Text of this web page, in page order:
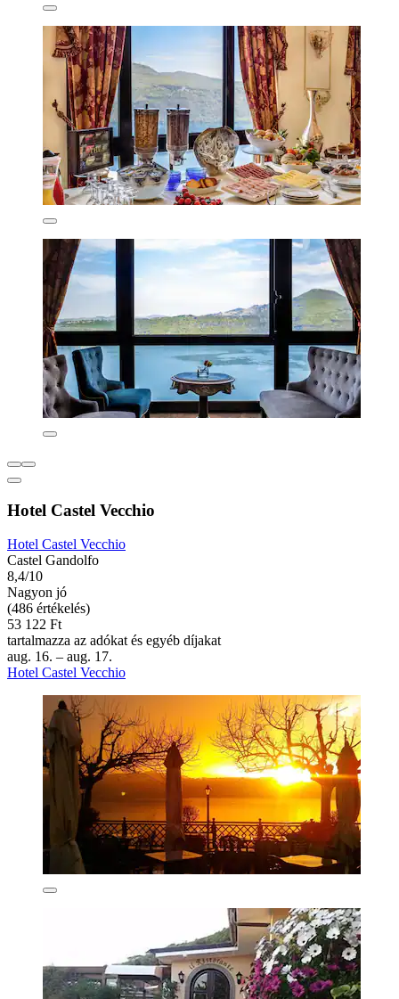
Hotel Castel Vecchio
Hotel Castel Vecchio
Castel Gandolfo
8,4/10
Nagyon jó
(486 értékelés)
53 122 Ft
tartalmazza az adókat és egyéb díjakat
aug. 16. – aug. 17.
Hotel Castel Vecchio